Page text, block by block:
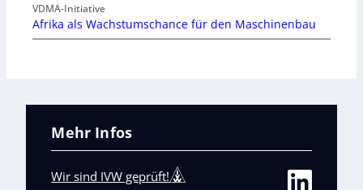
VDMA-Initiative
Afrika als Wachstumschance für den Maschinenbau
Mehr Infos
Wir sind IVW geprüft!